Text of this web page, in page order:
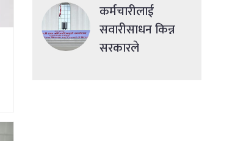
कर्मचारीलाई
सवारीसाधन किन्न
सरकारले